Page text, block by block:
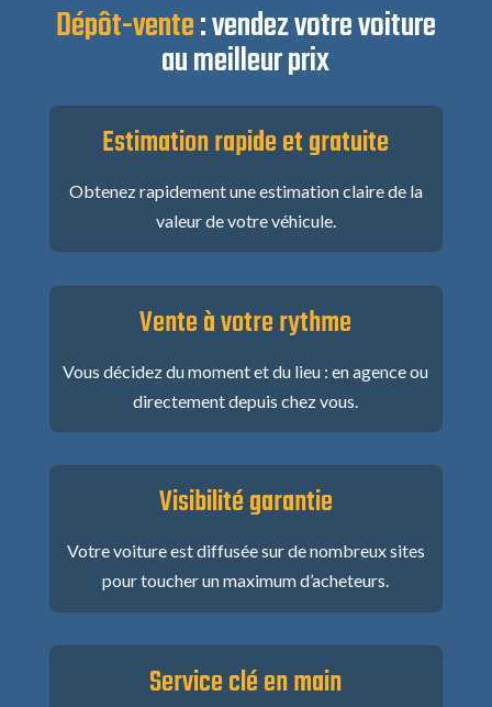
Dépôt-vente: vendez votre voiture
au meilleur prix
Estimation rapide et gratuite
Obtenez rapidement une estimation claire de la
valeur de votre véhicule.
Vente à votre rythme
Vous décidez du moment et du lieu : en agence ou
directement depuis chez vous.
Visibilité garantie
Votre voiture est diffusée sur de nombreux sites
pour toucher un maximum d’acheteurs.
Service clé en main